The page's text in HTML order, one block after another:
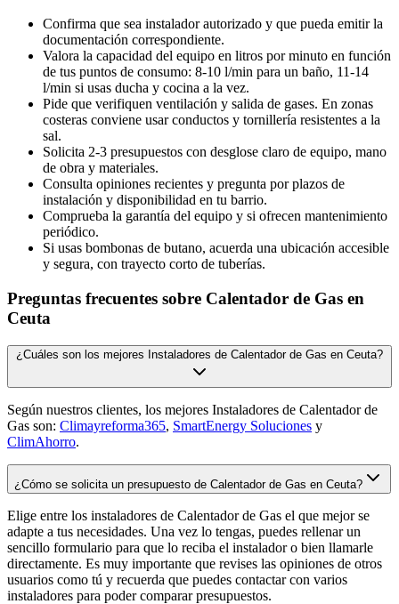
Confirma que sea instalador autorizado y que pueda emitir la
documentación correspondiente.
Valora la capacidad del equipo en litros por minuto en función
de tus puntos de consumo: 8-10 l/min para un baño, 11-14
l/min si usas ducha y cocina a la vez.
Pide que verifiquen ventilación y salida de gases. En zonas
costeras conviene usar conductos y tornillería resistentes a la
sal.
Solicita 2-3 presupuestos con desglose claro de equipo, mano
de obra y materiales.
Consulta opiniones recientes y pregunta por plazos de
instalación y disponibilidad en tu barrio.
Comprueba la garantía del equipo y si ofrecen mantenimiento
periódico.
Si usas bombonas de butano, acuerda una ubicación accesible
y segura, con trayecto corto de tuberías.
Preguntas frecuentes sobre Calentador de Gas en
Ceuta
¿Cuáles son los mejores Instaladores de Calentador de Gas en Ceuta?
Según nuestros clientes, los mejores Instaladores de Calentador de
Gas son: Climayreforma365, SmartEnergy Soluciones y
ClimAhorro.
¿Cómo se solicita un presupuesto de Calentador de Gas en Ceuta?
Elige entre los instaladores de Calentador de Gas el que mejor se
adapte a tus necesidades. Una vez lo tengas, puedes rellenar un
sencillo formulario para que lo reciba el instalador o bien llamarle
directamente. Es muy importante que revises las opiniones de otros
usuarios como tú y recuerda que puedes contactar con varios
instaladores para poder comparar presupuestos.